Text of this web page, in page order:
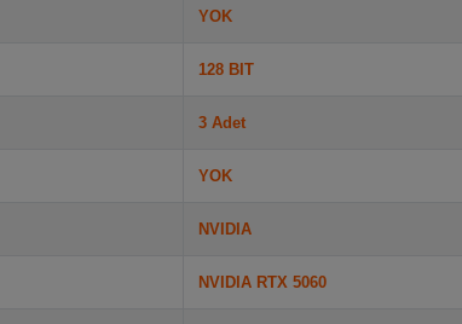
YOK
128 BIT
3 Adet
YOK
NVIDIA
NVIDIA RTX 5060